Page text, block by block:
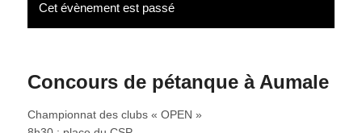
Cet évènement est passé
Concours de pétanque à Aumale
Championnat des clubs « OPEN »